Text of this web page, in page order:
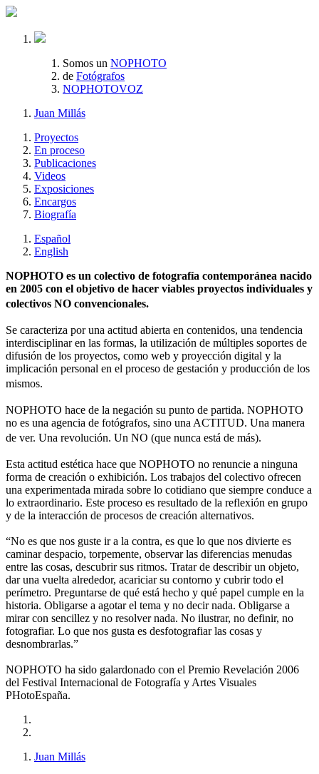
Somos un NOPHOTO
de Fotógrafos
NOPHOTOVOZ
Juan Millás
Proyectos
En proceso
Publicaciones
Videos
Exposiciones
Encargos
Biografía
Español
English
NOPHOTO es un colectivo de fotografía contemporánea nacido
en 2005 con el objetivo de hacer viables proyectos individuales y
colectivos NO convencionales.
Se caracteriza por una actitud abierta en contenidos, una tendencia
interdisciplinar en las formas, la utilización de múltiples soportes de
difusión de los proyectos, como web y proyección digital y la
implicación personal en el proceso de gestación y producción de los
mismos.
NOPHOTO hace de la negación su punto de partida. NOPHOTO
no es una agencia de fotógrafos, sino una ACTITUD. Una manera
de ver. Una revolución. Un NO (que nunca está de más).
Esta actitud estética hace que NOPHOTO no renuncie a ninguna
forma de creación o exhibición. Los trabajos del colectivo ofrecen
una experimentada mirada sobre lo cotidiano que siempre conduce a
lo extraordinario. Este proceso es resultado de la reflexión en grupo
y de la interacción de procesos de creación alternativos.
“No es que nos guste ir a la contra, es que lo que nos divierte es
caminar despacio, torpemente, observar las diferencias menudas
entre las cosas, descubrir sus ritmos. Tratar de describir un objeto,
dar una vuelta alrededor, acariciar su contorno y cubrir todo el
perímetro. Preguntarse de qué está hecho y qué papel cumple en la
historia. Obligarse a agotar el tema y no decir nada. Obligarse a
mirar con sencillez y no resolver nada. No ilustrar, no definir, no
fotografiar. Lo que nos gusta es desfotografiar las cosas y
desnombrarlas.”
NOPHOTO ha sido galardonado con el Premio Revelación 2006
del Festival Internacional de Fotografía y Artes Visuales
PHotoEspaña.
Juan Millás